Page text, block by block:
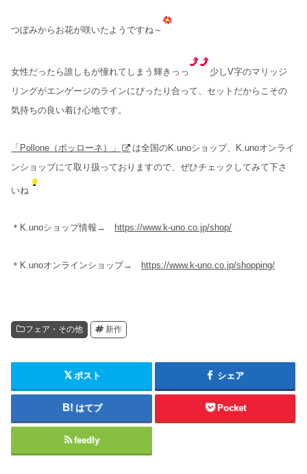
つぼみからお花が咲いたようですね～
女性だったら誰しもが憧れてしまう輝きっっ
少しV字のマリッジ
リングがエンゲージのラインにぴったり合って、セットだからこその
気持ちの良い着け心地です。
「Pollone（ポッローネ）」
は全国のK.unoショップ、K.unoオンライ
ンショップにて取り扱っておりますので、ぜひチェックしてみて下さ
いね
＊K.unoショップ情報→ https://www.k-uno.co.jp/shop/
＊K.unoオンラインショップ→ https://www.k-uno.co.jp/shopping/
フェア・その他 新作
ポスト シェア
はてブ Pocket
feedly